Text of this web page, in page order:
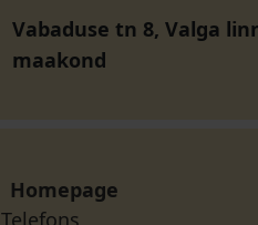
Vabaduse tn 8, Valga
maakond
Homepage
Telefons